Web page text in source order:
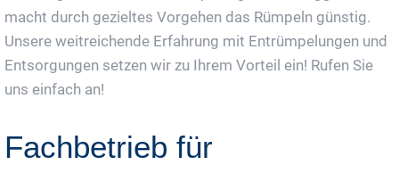
macht durch gezieltes Vorgehen das Rümpeln günstig.
Unsere weitreichende Erfahrung mit Entrümpelungen und
Entsorgungen setzen wir zu Ihrem Vorteil ein! Rufen Sie
uns einfach an!
Fachbetrieb für